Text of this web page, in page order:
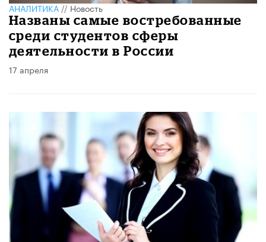
АНАЛИТИКА//Новость
Названы самые востребованные
среди студентов сферы
деятельности в России
17 апреля